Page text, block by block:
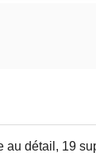
au détail, 19